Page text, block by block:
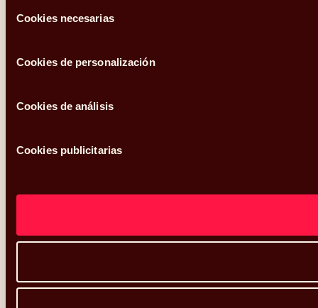
deCookies necesarias
Cookies de personalización
Cookies de análisis
Cookies publicitarias